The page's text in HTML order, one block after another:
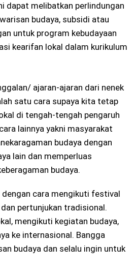
dapat melibatkan perlindungan
budaya, subsidi atau
untuk program kebudayaan
kearifan lokal dalam kurikulum
ajaran-ajaran dari nenek
satu cara supaya kita tetap
di tengah-tengah pengaruh
lainnya yakni masyarakat
budaya dengan
lain dan memperluas
budaya.
dengan cara mengikuti festival
pertunjukan tradisional.
mengikuti kegiatan budaya,
ke internasional. Bangga
budaya dan selalu ingin untuk